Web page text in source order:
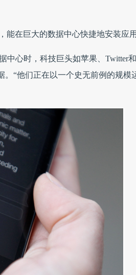
能在巨大的数据中心快捷地安装应用
中心时，科技巨头如苹果、Twitter
。“他们正在以一个史无前例的规模